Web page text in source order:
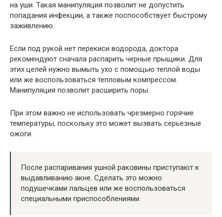
на уши. Такая манипуляция позволит не допустить
попадания инфекции, а также поспособствует быстрому
заживлению.
Если под рукой нет перекиси водорода, доктора
рекомендуют сначала распарить черные прыщики. Для
этих целей нужно вымыть ухо с помощью теплой воды
или же воспользоваться тепловым компрессом.
Манипуляция позволит расширить поры.
При этом важно не использовать чрезмерно горячие
температуры, поскольку это может вызвать серьезные
ожоги.
После распаривания ушной раковины приступают к
выдавливанию акне. Сделать это можно
подушечками пальцев или же воспользоваться
специальными приспособлениями.